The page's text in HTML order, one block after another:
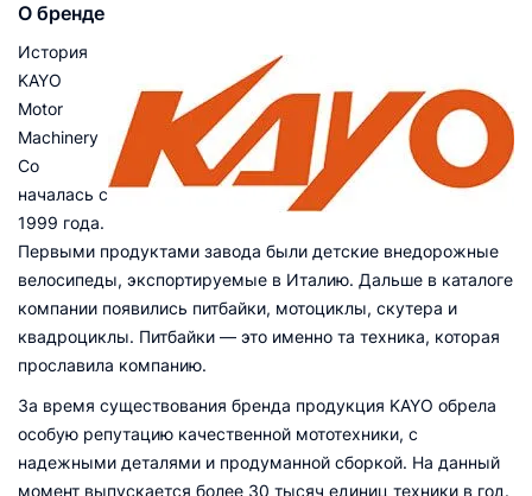
О бренде
История
KAYO
Motor
Machinery
Со
началась с
1999 года.
Первыми продуктами завода были детские внедорожные
велосипеды, экспортируемые в Италию. Дальше в каталоге
компании появились питбайки, мотоциклы, скутера и
квадроциклы. Питбайки — это именно та техника, которая
прославила компанию.
За время существования бренда продукция KAYO обрела
особую репутацию качественной мототехники, с
надежными деталями и продуманной сборкой. На данный
момент выпускается более 30 тысяч единиц техники в год.